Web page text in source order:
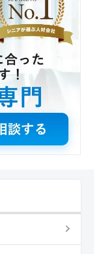
どが主な業務で
働きやすい環境
を利用しての訪
給与と福利厚
手当は全額支
れ、安定した収
ており、働き